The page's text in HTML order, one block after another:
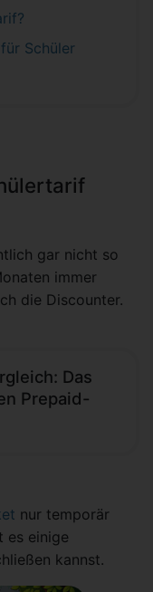
Schüler
gar nicht so
immer
die Discounter.
Das
Prepaid-
nur temporär
es einige
kannst.